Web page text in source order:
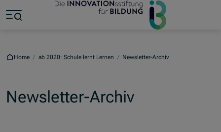
Jump to main content
Home / ab 2020: Schule lernt Lernen / Newsletter-Archiv
Newsletter-Archiv